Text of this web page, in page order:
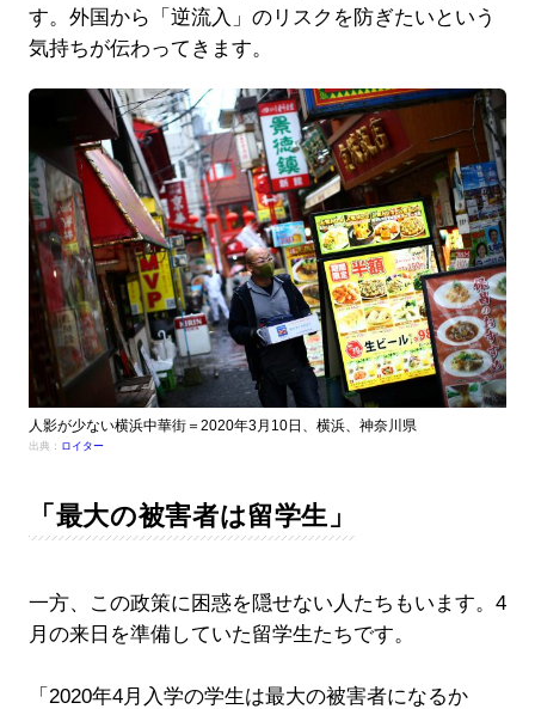
す。外国から「逆流入」のリスクを防ぎたいという
気持ちが伝わってきます。
人影が少ない横浜中華街＝2020年3月10日、横浜、神奈川県
出典： ロイター
「最大の被害者は留学生」
一方、この政策に困惑を隠せない人たちもいます。4
月の来日を準備していた留学生たちです。
「2020年4月入学の学生は最大の被害者になるか